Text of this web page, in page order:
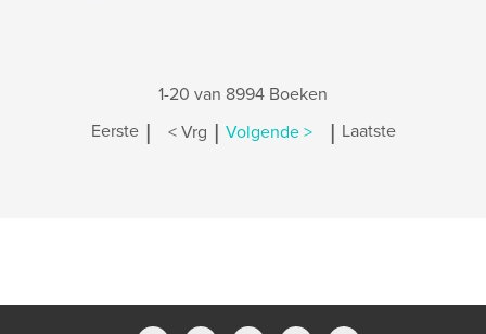
1-20 van 8994 Boeken
Eerste | < Vrg | Volgende > | Laatste